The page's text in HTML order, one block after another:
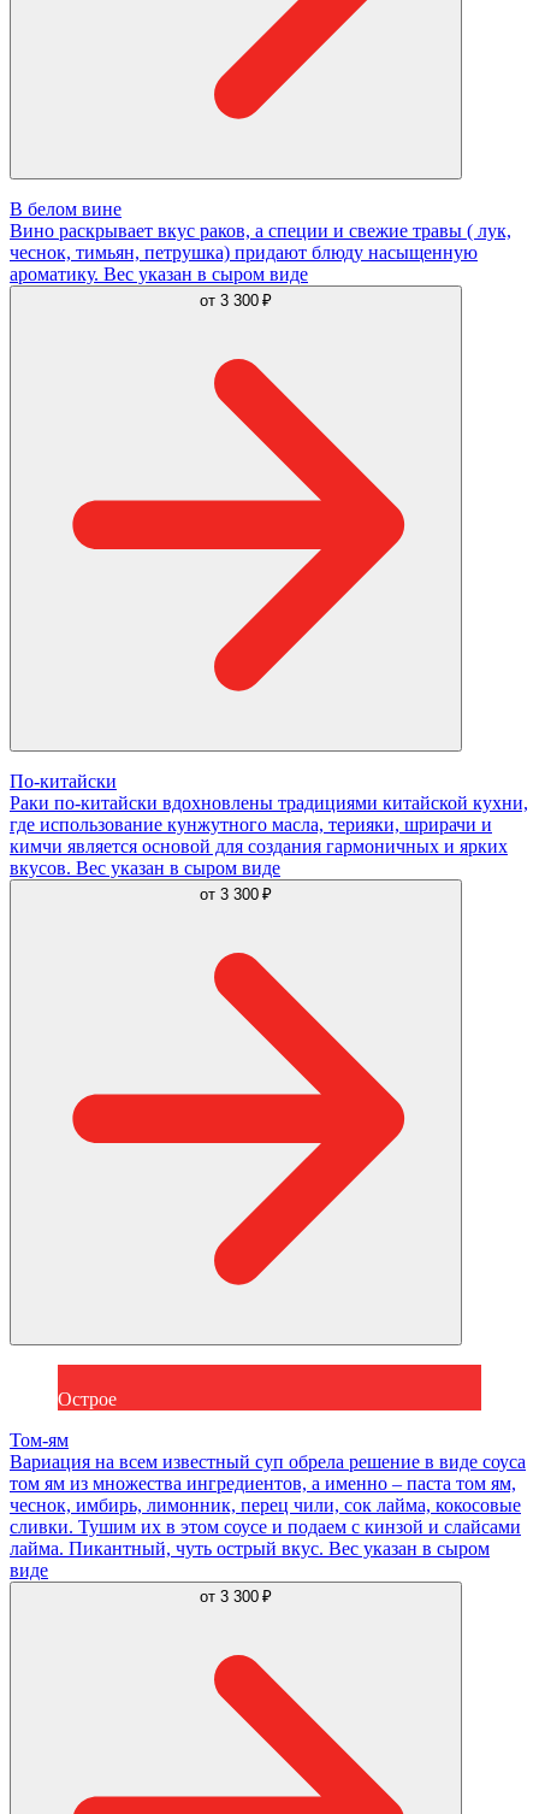
В белом вине
Вино раскрывает вкус раков, а специи и свежие травы ( лук,
чеснок, тимьян, петрушка) придают блюду насыщенную
ароматику. Вес указан в сыром виде
от 3 300 ₽
По-китайски
Раки по-китайски вдохновлены традициями китайской кухни,
где использование кунжутного масла, терияки, шрирачи и
кимчи является основой для создания гармоничных и ярких
вкусов. Вес указан в сыром виде
от 3 300 ₽
Острое
Том-ям
Вариация на всем известный суп обрела решение в виде соуса
том ям из множества ингредиентов, а именно – паста том ям,
чеснок, имбирь, лимонник, перец чили, сок лайма, кокосовые
сливки. Тушим их в этом соусе и подаем с кинзой и слайсами
лайма. Пикантный, чуть острый вкус. Вес указан в сыром
виде
от 3 300 ₽